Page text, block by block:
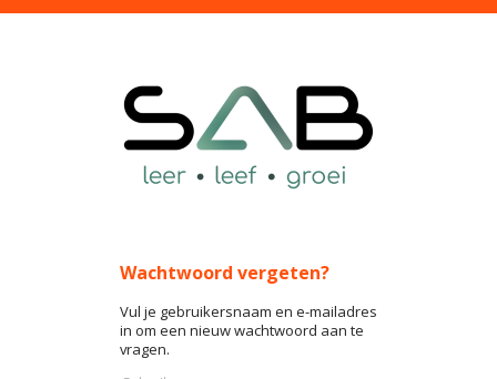
Wachtwoord vergeten?
Vul je gebruikersnaam en e-mailadres
in om een nieuw wachtwoord aan te
vragen.